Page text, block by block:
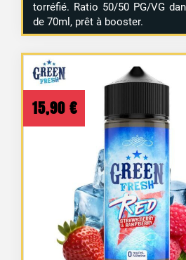
torréfié. Ratio 50/50 PG/VG
de 70ml, prêt à booster.
15,90 €